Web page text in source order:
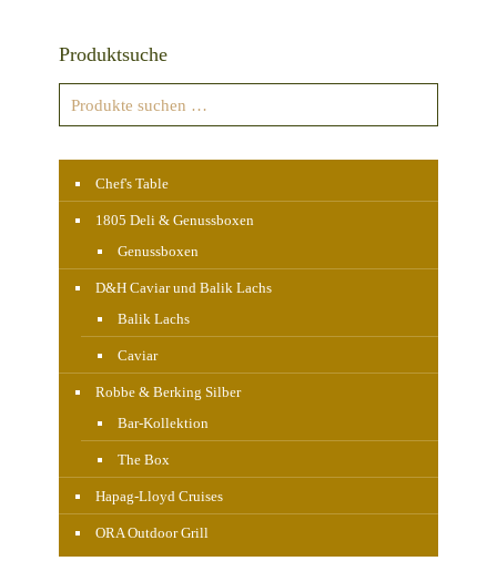
Produktsuche
Chef's Table
1805 Deli & Genussboxen
Genussboxen
D&H Caviar und Balik Lachs
Balik Lachs
Caviar
Robbe & Berking Silber
Bar-Kollektion
The Box
Hapag-Lloyd Cruises
ORA Outdoor Grill